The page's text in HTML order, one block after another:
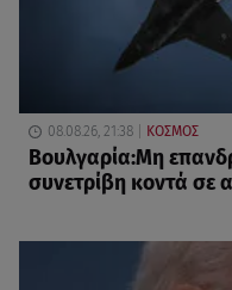
08.08.26, 21:38 ΚΟΣΜΟΣ
Βουλγαρία:Μη
συνετρίβη κοντά σε